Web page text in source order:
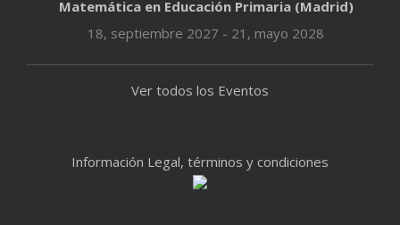
Matemática en Educación Primaria (Madrid)
18, septiembre 2027 - 21, mayo 2028
Ver todos los Eventos
Información Legal, términos y condiciones